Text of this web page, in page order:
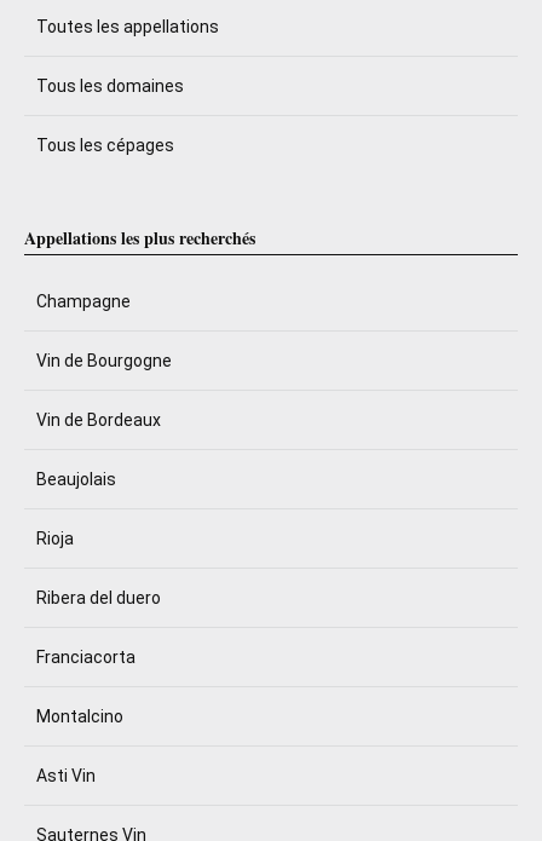
Toutes les appellations
Tous les domaines
Tous les cépages
Appellations les plus recherchés
Champagne
Vin de Bourgogne
Vin de Bordeaux
Beaujolais
Rioja
Ribera del duero
Franciacorta
Montalcino
Asti Vin
Sauternes Vin